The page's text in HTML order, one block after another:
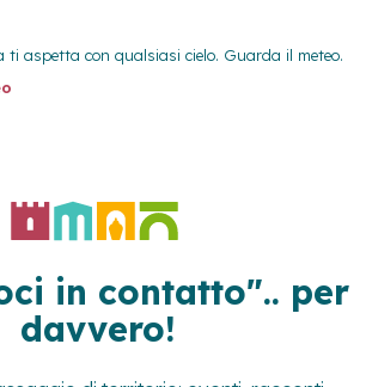
ti aspetta con qualsiasi cielo. Guarda il meteo.
in contatto".. per
davvero!